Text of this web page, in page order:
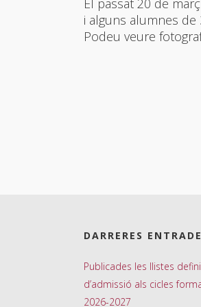
El passat 20 de
i alguns alumnes de
Podeu veure
DARRERES
Publicades les llistes
d’admissió als cicles
2026-2027